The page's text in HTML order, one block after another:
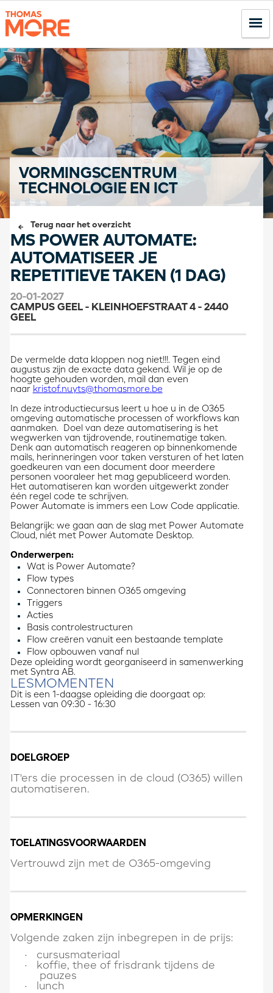
VORMINGSCENTRUM
TECHNOLOGIE EN ICT
Terug naar het overzicht
MS POWER AUTOMATE:
AUTOMATISEER JE
REPETITIEVE TAKEN (1 DAG)
20-01-2027
CAMPUS GEEL - KLEINHOEFSTRAAT 4 - 2440
GEEL
De vermelde data kloppen nog niet!!!. Tegen eind
augustus zijn de exacte data gekend. Wil je op de
hoogte gehouden worden, mail dan even
naar kristof.nuyts@thomasmore.be
In deze introductiecursus leert u hoe u in de O365
omgeving automatische processen of workflows kan
aanmaken. Doel van deze automatisering is het
wegwerken van tijdrovende, routinematige taken.
Denk aan automatisch reageren op binnenkomende
mails, herinneringen voor taken versturen of het laten
goedkeuren van een document door meerdere
personen vooraleer het mag gepubliceerd worden.
Het automatiseren kan worden uitgewerkt zonder
één regel code te schrijven.
Power Automate is immers een Low Code applicatie.
Belangrijk: we gaan aan de slag met Power Automate
Cloud, niét met Power Automate Desktop.
Onderwerpen:
Wat is Power Automate?
Flow types
Connectoren binnen O365 omgeving
Triggers
Acties
Basis controlestructuren
Flow creëren vanuit een bestaande template
Flow opbouwen vanaf nul
Deze opleiding wordt georganiseerd in samenwerking
met Syntra AB.
LESMOMENTEN
Dit is een 1-daagse opleiding die doorgaat op:
Lessen van 09:30 - 16:30
DOELGROEP
IT'ers die processen in de cloud (O365) willen
automatiseren.
TOELATINGSVOORWAARDEN
Vertrouwd zijn met de O365-omgeving
OPMERKINGEN
Volgende zaken zijn inbegrepen in de prijs:
· cursusmateriaal
·
koffie, thee of frisdrank tijdens de
pauzes
·
lunch